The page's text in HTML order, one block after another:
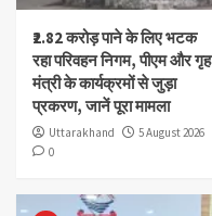
₹2.82 करोड़ पाने के लिए भटक
रहा परिवहन निगम, पीएम और गृह
मंत्री के कार्यक्रमों से जुड़ा
प्रकरण, जानें पूरा मामला
Uttarakhand
5 August 2026
0